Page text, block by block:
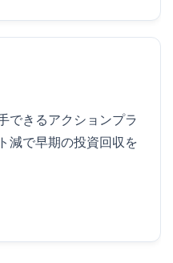
できるアクションプラ
減で早期の投資回収を